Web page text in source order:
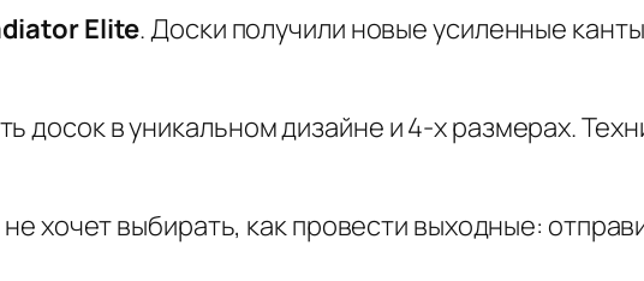
Elite. Доски получили новые усиленные
досок в уникальном дизайне и 4-х размерах.
не хочет выбирать, как провести выходные: